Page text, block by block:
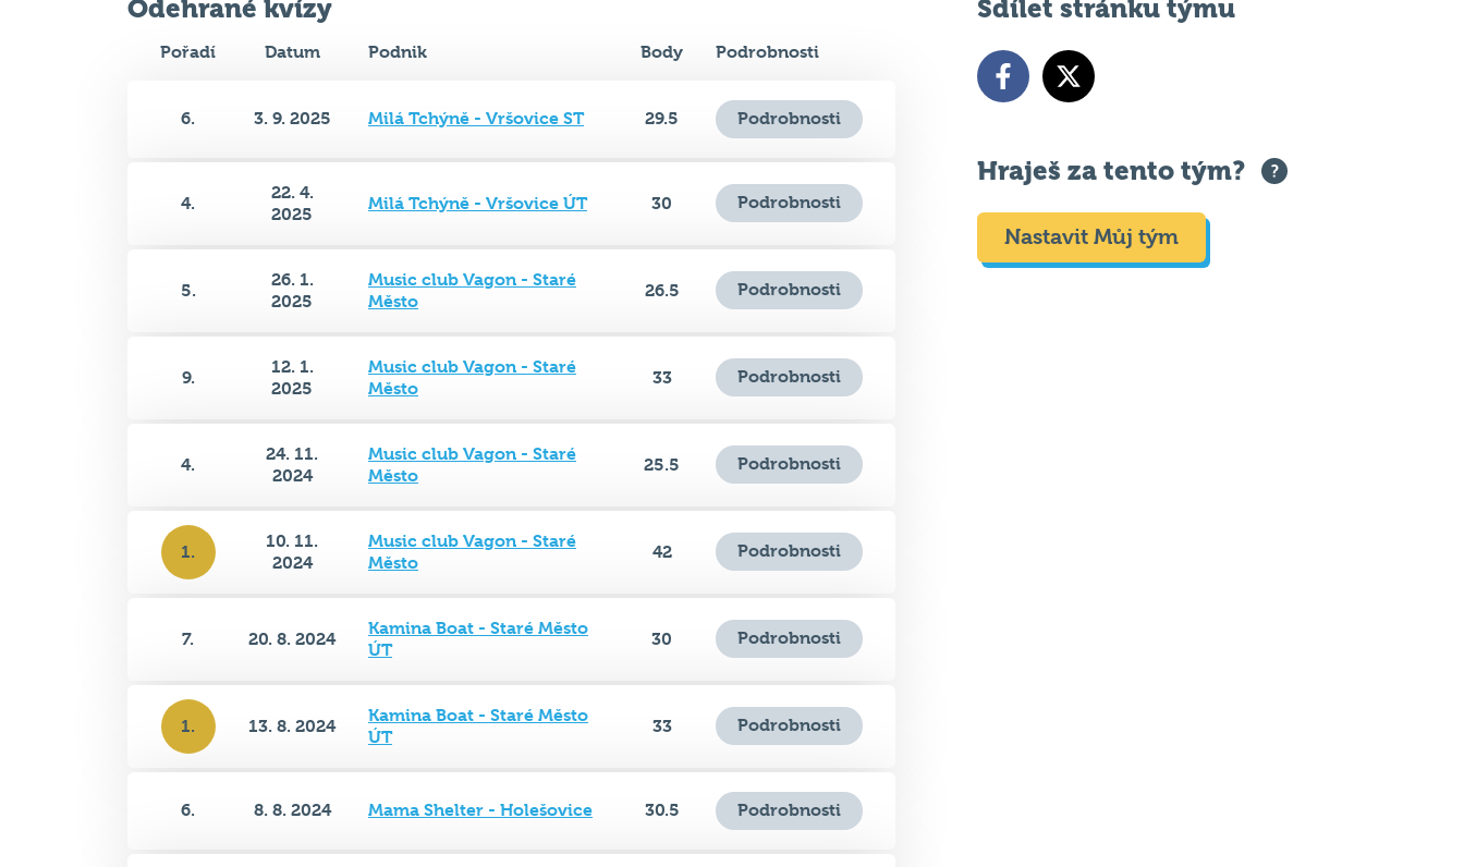
4.
22. 4.
Milá Tchýně - Vršovice ÚT 30 Podrobnosti
5.
26. 1.
2025
Music club Vagon - Staré
26.5 Podrobnosti
9.
12. 1.
2025
Music club Vagon - Staré
Město
33 Podrobnosti
4.
24. 11.
2024
Music club Vagon - Staré
Město
25.5 Podrobnosti
1.
10. 11.
2024
Music club Vagon - Staré
Město
42 Podrobnosti
7. 20. 8. 2024
Kamina Boat - Staré Město
ÚT
30 Podrobnosti
1. 13. 8. 2024
Kamina Boat - Staré Město
ÚT
33 Podrobnosti
6. 8. 8. 2024 Mama Shelter - Holešovice 30.5 Podrobnosti
7. 29. 7. 2024 The Pub Praha 2 PO 29.5 Podrobnosti
Hraješ za tento tým?
Nastavit Můj tým